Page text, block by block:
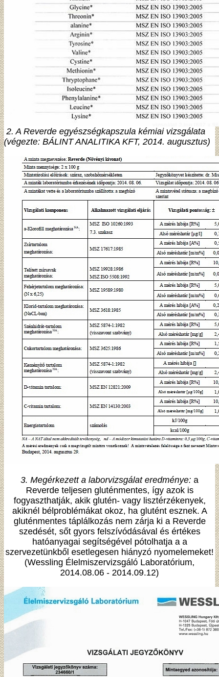
2. A Reverde egyészségkapszula kémiai vizsgálata
(végezte: BÁLINT ANALITIKA KFT, 2014. augusztus)
3. Megérkezett a laborvizsgálat eredménye: a
Reverde teljesen gluténmentes, így azok is
fogyaszthatják, akik glutén- vagy lisztérzékenyek,
akiknél bélproblémákat okoz, ha glutént esznek. A
gluténmentes táplálkozás nem zárja ki a Reverde
szedését, sőt gyors felszívódásával és értékes
hatóanyagai segítségével pótolhatja a a
szervezetünkből esetlegesen hiányzó nyomelemeket!
(Wessling Élelmiszervizsgáló Laboratórium,
2014.08.06 - 2014.09.12)